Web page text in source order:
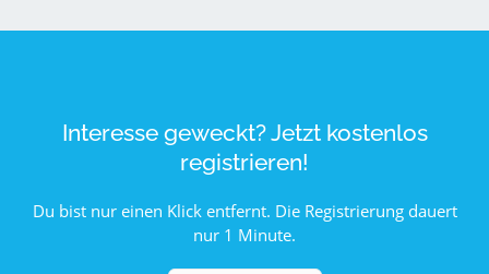
Interesse geweckt? Jetzt kostenlos
registrieren!
Du bist nur einen Klick entfernt. Die Registrierung dauert
nur 1 Minute.